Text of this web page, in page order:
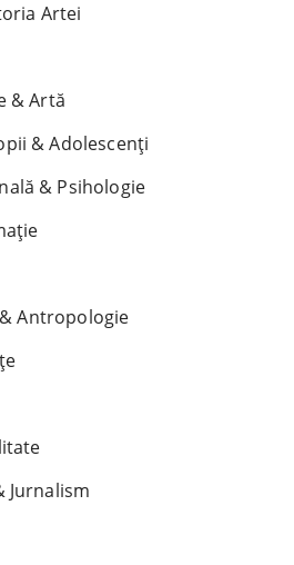
Artei
& Artă
& Adolescenți
& Psihologie
Antropologie
Jurnalism